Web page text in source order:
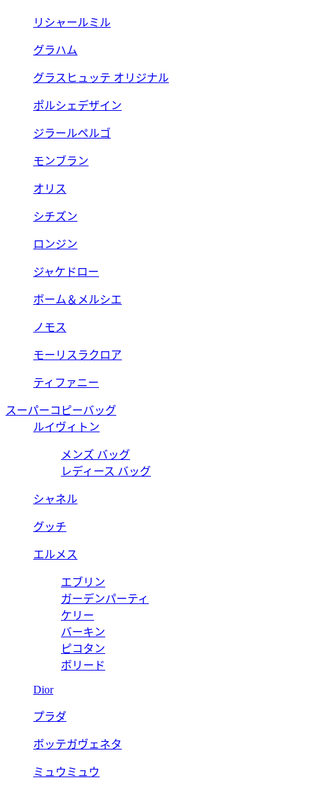
リシャールミル
グラハム
グラスヒュッテ オリジナル
ポルシェデザイン
ジラールペルゴ
モンブラン
オリス
シチズン
ロンジン
ジャケドロー
ボーム＆メルシエ
ノモス
モーリスラクロア
ティファニー
スーパーコピーバッグ
ルイヴィトン
メンズ バッグ
レディース バッグ
シャネル
グッチ
エルメス
エブリン
ガーデンパーティ
ケリー
バーキン
ピコタン
ボリード
Dior
プラダ
ボッテガヴェネタ
ミュウミュウ